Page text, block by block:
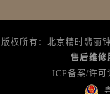
版权所有：北京精时翡丽
售后维修
ICP备案/许可